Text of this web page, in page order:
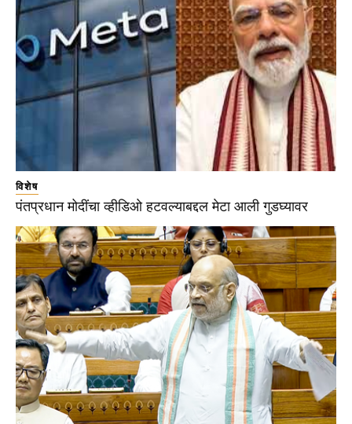
विशेष
पंतप्रधान मोदींचा व्हीडिओ हटवल्याबद्दल मेटा आली गुडघ्यावर